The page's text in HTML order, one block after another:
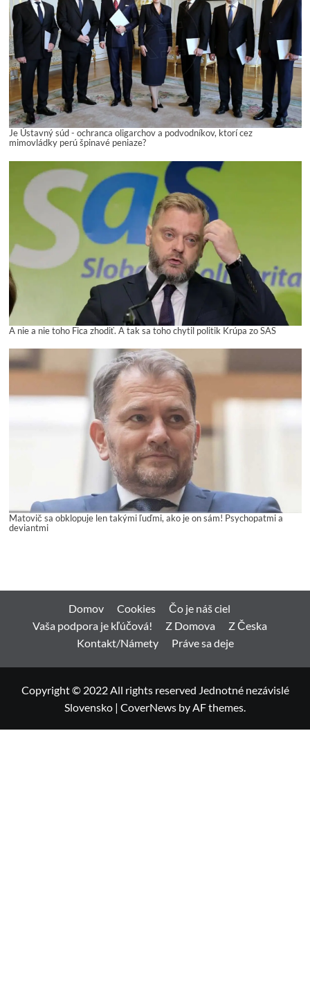
Je Ústavný súd - ochranca oligarchov a podvodníkov, ktorí cez
mimovládky perú špinavé peniaze?
A nie a nie toho Fica zhodiť. A tak sa toho chytil politik Krúpa zo SAS
Matovič sa obklopuje len takými ľuďmi, ako je on sám! Psychopatmi a
deviantmi
Domov Cookies
Čo je náš ciel
Vaša podpora je kľúčová!
Z Domova
Z Česka
Kontakt/Námety
Práve sa deje
Copyright © 2022 All rights reserved Jednotné nezávislé
Slovensko | CoverNews by AF themes.